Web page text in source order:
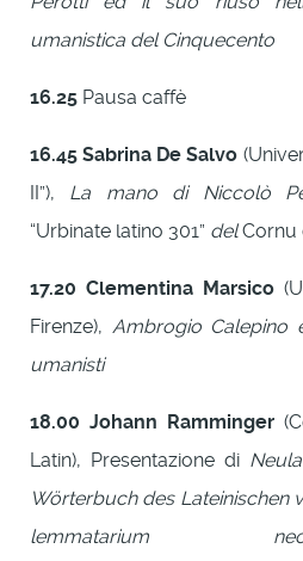
umanistica del Cinquecento
16.25 Pausa caffè
16.45 Sabrina De Salvo
II”), La mano di Niccolò
“Urbinate latino 301” delCornu
17.20 Clementina Marsico
Firenze), Ambrogio Calepino
umanisti
18.00 Johann Ramminger
Latin), Presentazione di
Wörterbuch des Lateinischen
lemmatarium